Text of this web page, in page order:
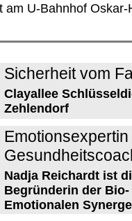
am U-Bahnhof Oskar-
Sicherheit vom
Clayallee
Zehlendorf
Emotionsexpertin
Nadja Reichardt ist
Begründerin der Bio-
Emotionalen